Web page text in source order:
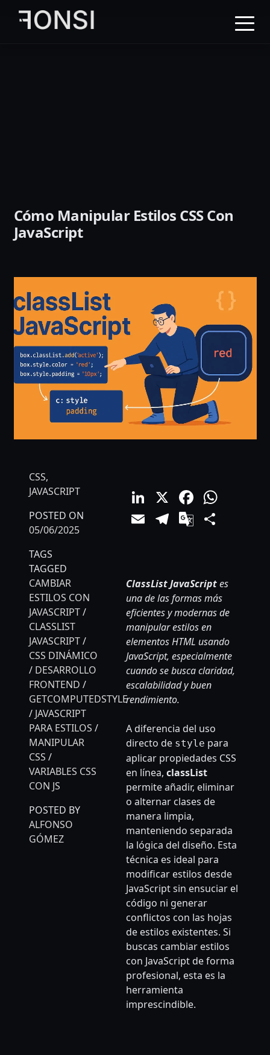
contenido
Cómo Manipular Estilos CSS Con
JavaScript
CSS,
JAVASCRIPT
POSTED ON
05/06/2025
TAGS
TAGGED
CAMBIAR
ESTILOS CON
JAVASCRIPT/
CLASSLIST
JAVASCRIPT/
CSS DINÁMICO
/ DESARROLLO
FRONTEND /
GETCOMPUTEDSTYLE
/ JAVASCRIPT
PARA ESTILOS /
MANIPULAR
CSS /
VARIABLES CSS
CON JS
POSTED BY
ALFONSO
GÓMEZ
LinkedIn
X
EmailTelegram
Google
ClassList JavaScriptes
una de las formas más
eficientes y modernas de
manipular estilos en
elementos HTML usando
JavaScript, especialmente
cuando se busca claridad,
escalabilidad y buen
rendimiento.
A diferencia del uso
directo de style para
aplicar propiedades CSS
en línea, classList
permite añadir, eliminar
o alternar clases de
manera limpia,
manteniendo separada
la lógica del diseño. Esta
técnica es ideal para
modificar estilos desde
JavaScript sin ensuciar el
código ni generar
conflictos con las hojas
de estilos existentes. Si
buscas cambiar estilos
con JavaScript de forma
profesional, esta es la
herramienta
imprescindible.